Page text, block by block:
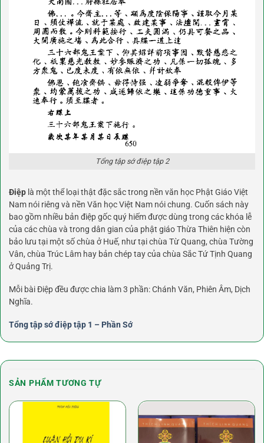
Tổng tập sớ điệp tập 2
Điệp là một thể loại thật đặc sắc trong nền văn học Phật Giáo Việt
Nam nói riêng và nền Văn học Việt Nam nói chung. Cuốn sách này
bao gồm nhiều bản điệp gốc quý hiếm được dùng trong các khóa lễ
của các chùa và trong dân gian của phật giáo Thừa Thiên hiện còn
bảo lưu tại một số chùa ở Huế, như tại chùa Từ Quang, chùa Tường
Vân, chùa Trúc Lâm hay bản chép tay của chùa Sắc Tứ Tịnh Quang
ở Quảng Trị.
Mỗi bài Điệp đều được chia làm 3 phần: Chánh Văn, Phiên Âm, Dịch
Nghĩa.
Tổng tập sớ điệp tập 1 – Phần Sớ
SẢN PHẨM TƯƠNG TỰ